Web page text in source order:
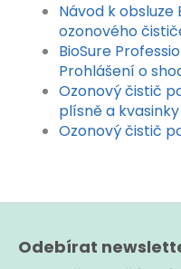
Návod k obsluze
ozonového
BioSure
Prohlášení o
Ozonový čistič
plísně a kvasinky
Ozonový čistič
Odebírat